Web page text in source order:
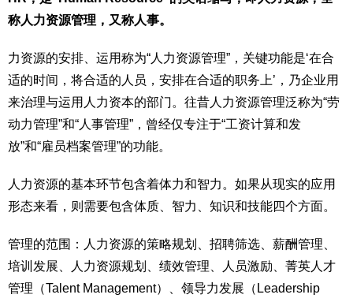
称人力资源管理，又称人事。
力资源的安排、运用称为“人力资源管理”，关键功能是‘在合
适的时间，将合适的人员，安排在合适的职务上’，乃企业用
来治理与运用人力资本的部门。往昔人力资源管理泛称为“劳
动力管理”和“人事管理”，曾经仅专注于“工资计算和发
放”和“雇员档案管理”的功能。
人力资源的基本环节包含着体力和智力。如果从现实的应用
形态来看，则需要包含体质、智力、知识和技能四个方面。
管理的范围：人力资源的策略规划、招聘筛选、薪酬管理、
培训发展、人力资源规划、绩效管理、人员激励、菁英人才
管理（Talent Management）、领导力发展（Leadership